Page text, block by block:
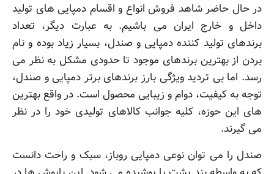
در حال حاضر شاهد فروش انواع و اقسام دمپایی های تولید
داخل و خارج ایران می باشیم. به عبارت دیگر، تعداد
برندهای تولید کننده دمپایی و صندل، بسیار زیاد بوده و نام
بردن از بهترین برندهای موجود تا حدودی مشکل به نظر می
رسد. اما بی تردید ویژگی بارز برندهای برتر دمپایی و صندل،
توجه به کیفیت، دوام و زیبایی محصول است. در واقع بهترین
های این حوزه، کلیه جوانب کالاهای تولیدی خود را در نظر
می گیرند.
صندل را می توان نوعی دمپایی روباز، سبک و راحت دانست